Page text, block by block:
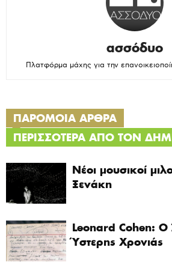
ασσόδυο
Πλατφόρμα μάχης για την
ΠΑΡΟΜΟΙΑ ΑΡΘΡΑ
ΠΕΡΙΣΣΟΤΕΡΑ ΑΠΟ ΤΟΝ
Νέοι μουσικοί
Ξενάκη
Leonard Cohen: Ο
Ύστερης Χρονιάς